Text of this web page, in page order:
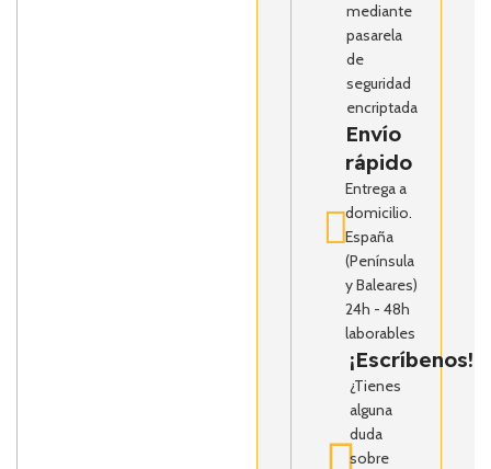
mediante
pasarela
de
seguridad
encriptada
Envío
rápido
Entrega a
domicilio.
España
(Península
y Baleares)
24h - 48h
laborables
¡Escríbenos!
¿Tienes
alguna
duda
sobre